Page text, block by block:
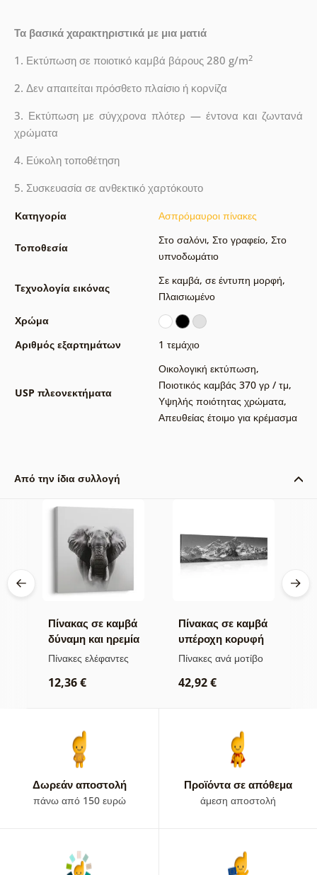
Τα βασικά χαρακτηριστικά με μια ματιά
1. Εκτύπωση σε ποιοτικό καμβά βάρους 280 g/m2
2. Δεν απαιτείται πρόσθετο πλαίσιο ή κορνίζα
3. Εκτύπωση με σύγχρονα πλότερ — έντονα και ζωντανά
χρώματα
4. Εύκολη τοποθέτηση
5. Συσκευασία σε ανθεκτικό χαρτόκουτο
Κατηγορία Ασπρόμαυροι πίνακες
Τοποθεσία
Στο σαλόνι, Στο γραφείο, Στο
υπνοδωμάτιο
Τεχνολογία εικόνας
Σε καμβά, σε έντυπη μορφή,
Πλαισιωμένο
Χρώμα
Αριθμός εξαρτημάτων
1 τεμάχιο
USP πλεονεκτήματα
Οικολογική εκτύπωση,
Ποιοτικός καμβάς 370 γρ / τμ,
Υψηλής ποιότητας χρώματα,
Απευθείας έτοιμο για κρέμασμα
Από την ίδια συλλογή
Πίνακας σε καμβά
δύναμη και ηρεμία
του ελέφαντα
Πίνακες ελέφαντες
12,36 €
Πίνακας σε καμβά
υπέροχη κορυφή
βουνού σε
εκδοχή
Πίνακες ανά μοτίβο
42,92 €
Δωρεάν αποστολή
πάνω από 150 ευρώ
Προϊόντα σε απόθεμα
άμεση αποστολή